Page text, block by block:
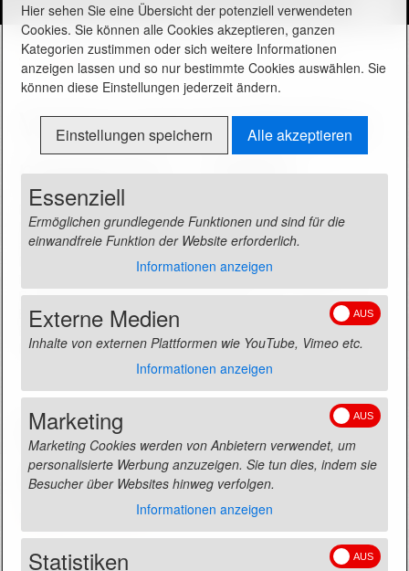
i
g
h
t
b
x
ö
f
f
n
(
o
e
m
a
e
l
i
g
h
b
Startseite
Nutzungsbedingungen
Online Streitbeilegung
Kontakt
Impressum/Pflichtangaben
Tätigkeitsschwerpunkte
Onlineberatung
Datenschutzerklärung
allgemeine Informationen
Startseite Verbraucherstreitbeilegungsgesetz – VSBG
Verbraucherstreitbeilegu
ngsgesetz – VSBG
Für Streitigkeiten zwischen Rechtsanwälten und ihren
Mandanten besteht auf Antrag die Möglichkeit der
außergerichtlichen Streitschlichtung bei der
Rechtsanwaltskammer Karlsruhe (gemäß § 73 Abs. 2 Nr. 3
i.V.m. § 73 Abs. 5 BRAO) oder bei der Schlichtungsstelle der
Rechtsanwaltschaft (§ 191f BRAO) bei der
Bundesrechtsanwaltskammer, im Internet zu finden über die
Homepage der Bundesrechtsanwaltskammer (
www.brak.de),
E-Mail: schlichtungsstelle@brak.de.
Bitte lesen Sie die
Datenschutzerklärung
Datenschutzerklärung
Hier sehen Sie eine Übersicht der potenziell verwendeten
Cookies. Sie können alle Cookies akzeptieren, ganzen
Kategorien zustimmen oder sich weitere Informationen
anzeigen lassen und so nur bestimmte Cookies auswählen. Sie
können diese Einstellungen jederzeit ändern.
Einstellungen speichern Alle akzeptieren
Essenziell
Ermöglichen grundlegende Funktionen und sind für die
einwandfreie Funktion der Website erforderlich.
Informationen anzeigen
Externe Medien
Inhalte von externen Plattformen wie YouTube, Vimeo etc.
Informationen anzeigen
Marketing
Marketing Cookies werden von Anbietern verwendet, um
personalisierte Werbung anzuzeigen. Sie tun dies, indem sie
Besucher über Websites hinweg verfolgen.
Informationen anzeigen
Statistiken